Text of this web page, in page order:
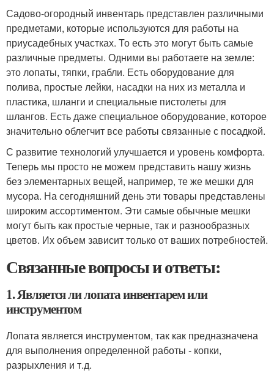
Садово-огородный инвентарь представлен различными
предметами, которые используются для работы на
приусадебных участках. То есть это могут быть самые
различные предметы. Одними вы работаете на земле:
это лопаты, тяпки, грабли. Есть оборудование для
полива, простые лейки, насадки на них из металла и
пластика, шланги и специальные пистолеты для
шлангов. Есть даже специальное оборудование, которое
значительно облегчит все работы связанные с посадкой.
С развитие технологий улучшается и уровень комфорта.
Теперь мы просто не можем представить нашу жизнь
без элементарных вещей, например, те же мешки для
мусора. На сегодняшний день эти товары представлены
широким ассортиментом. Эти самые обычные мешки
могут быть как простые черные, так и разнообразных
цветов. Их объем зависит только от ваших потребностей.
Связанные вопросы и ответы:
1. Является ли лопата инвентарем или
инструментом
Лопата является инструментом, так как предназначена
для выполнения определенной работы - копки,
разрыхления и т.д.